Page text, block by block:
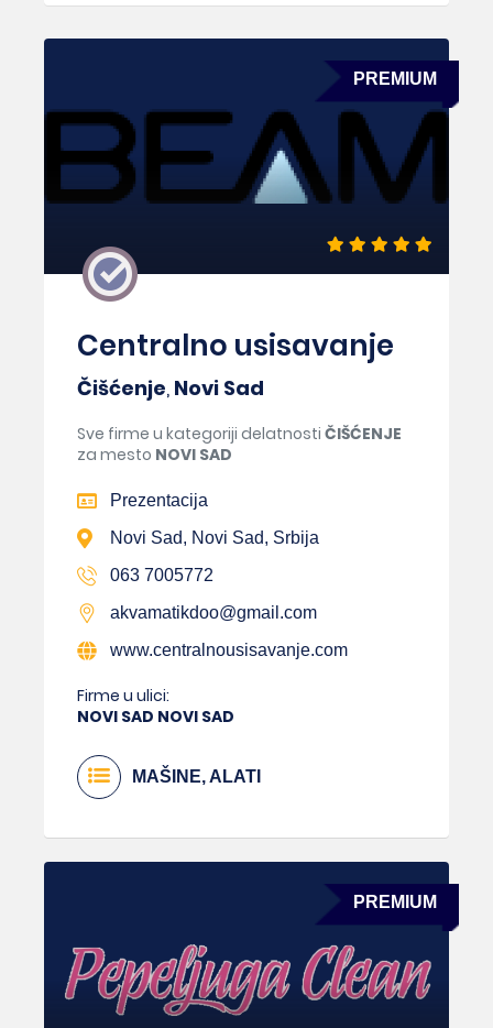
PREMIUM
Centralno usisavanje
Čišćenje, Novi Sad
Sve firme u kategoriji delatnosti ČIŠĆENJE
za mesto NOVI SAD
Prezentacija
Novi Sad, Novi Sad, Srbija
063 7005772
akvamatikdoo@gmail.com
www.centralnousisavanje.com
Firme u ulici:
NOVI SAD NOVI SAD
MAŠINE, ALATI
PREMIUM